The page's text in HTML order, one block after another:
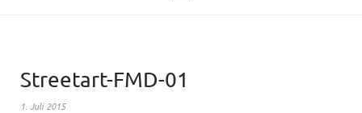
Streetart-FMD-01
1. Juli 2015